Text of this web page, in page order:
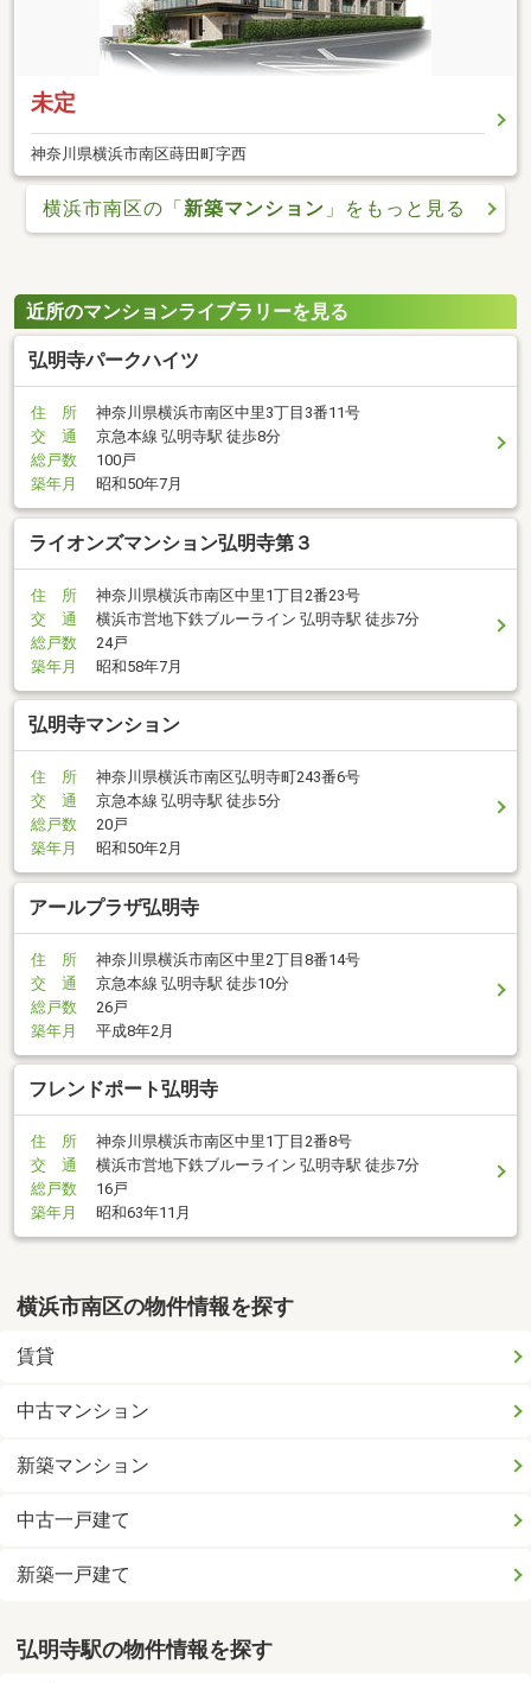
未定
神奈川県横浜市南区蒔田町字西
横浜市南区の「 新築マンション 」をもっと見る
近所のマンションライブラリーを見る
弘明寺パークハイツ
住 所
神奈川県横浜市南区中里3丁目3番11号
交 通
京急本線 弘明寺駅 徒歩8分
総戸数
100戸
築年月
昭和50年7月
ライオンズマンション弘明寺第３
住 所
神奈川県横浜市南区中里1丁目2番23号
交 通
横浜市営地下鉄ブルーライン 弘明寺駅 徒歩7分
総戸数
24戸
築年月
昭和58年7月
弘明寺マンション
住 所
神奈川県横浜市南区弘明寺町243番6号
交 通
京急本線 弘明寺駅 徒歩5分
総戸数
20戸
築年月
昭和50年2月
アールプラザ弘明寺
住 所
神奈川県横浜市南区中里2丁目8番14号
交 通
京急本線 弘明寺駅 徒歩10分
総戸数
26戸
築年月
平成8年2月
フレンドポート弘明寺
住 所
神奈川県横浜市南区中里1丁目2番8号
交 通
横浜市営地下鉄ブルーライン 弘明寺駅 徒歩7分
総戸数
16戸
築年月
昭和63年11月
横浜市南区の物件情報を探す
賃貸
中古マンション
新築マンション
中古一戸建て
新築一戸建て
弘明寺駅の物件情報を探す